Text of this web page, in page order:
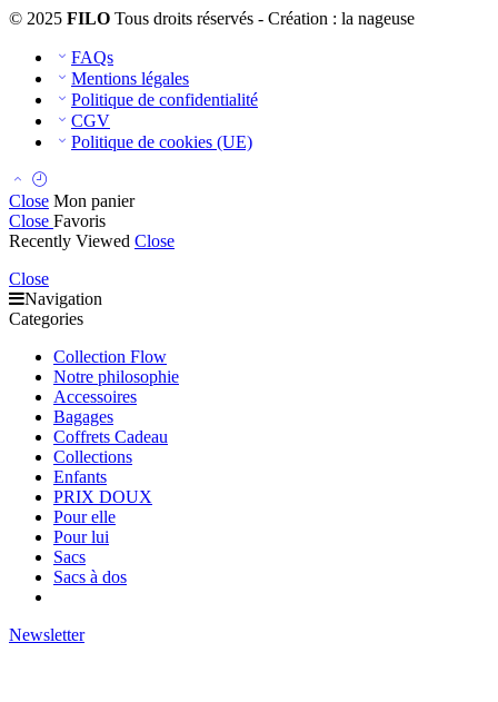
© 2025 FILO Tous droits réservés - Création : la nageuse
FAQs
Mentions légales
Politique de confidentialité
CGV
Politique de cookies (UE)
Close Mon panier
Close Favoris
Recently Viewed Close
Close
Navigation
Categories
Collection Flow
Notre philosophie
Accessoires
Bagages
Coffrets Cadeau
Collections
Enfants
PRIX DOUX
Pour elle
Pour lui
Sacs
Sacs à dos
Newsletter